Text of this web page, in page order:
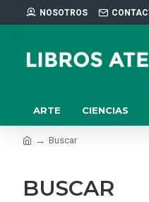
NOSOTROS
ARTE CIENCIAS
Buscar
BUSCAR